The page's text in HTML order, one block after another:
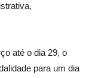
até o dia 29, o
para um dia